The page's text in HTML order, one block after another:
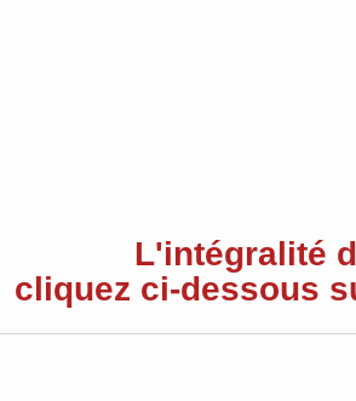
L'intégralité
cliquez ci-dessous